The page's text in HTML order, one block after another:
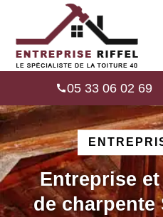
05 33 06 02 69
Entreprise
de charpente